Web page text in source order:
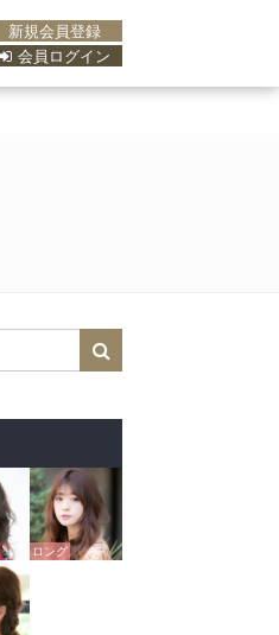
新規会員登録
会員ログイン
ロング